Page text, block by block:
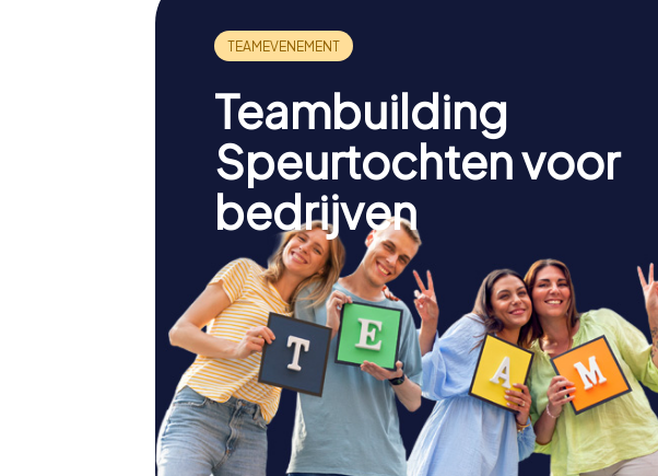
Teambuilding
Speurtochten voor
bedrijven